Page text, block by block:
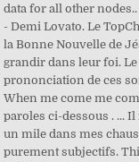
data for all other
- Demi Lovato. Le
la Bonne Nouvelle de
grandir dans leur foi.
prononciation de ces
When me come me
paroles ci-dessous . ...
un mile dans mes
purement subjectifs.